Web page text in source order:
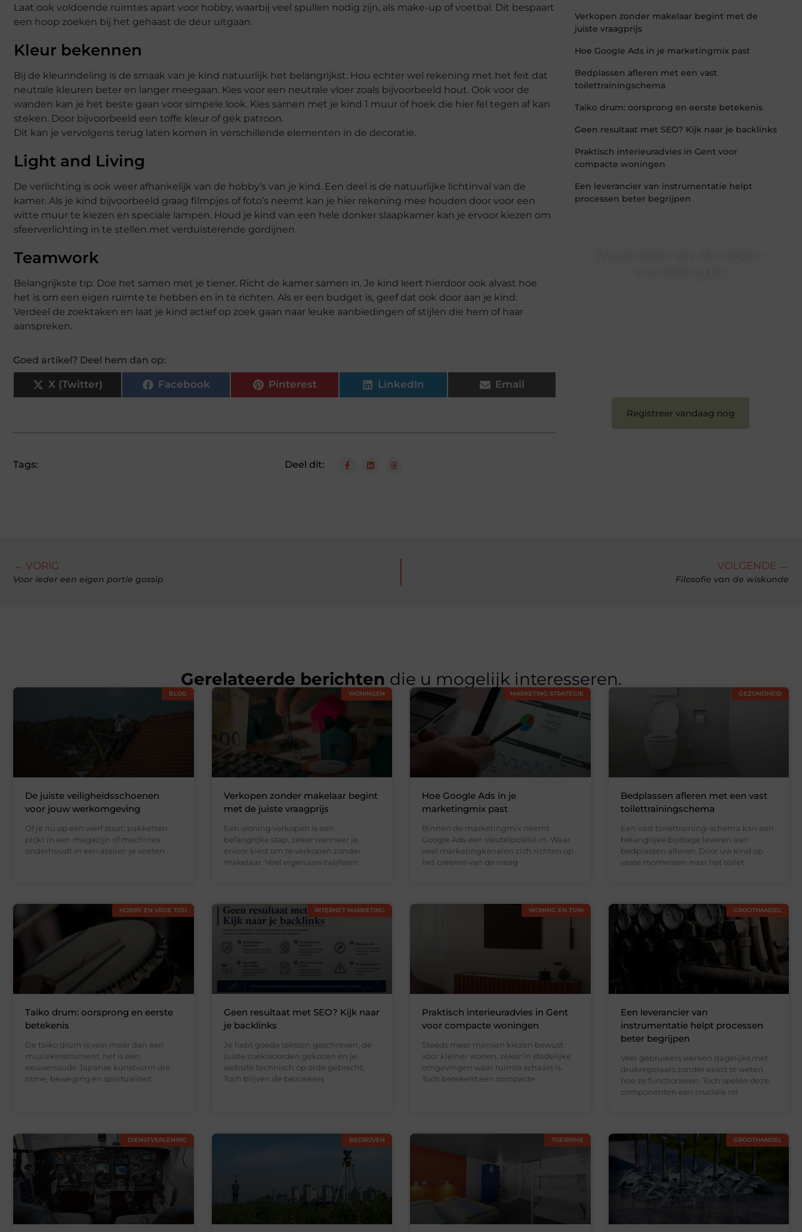
Laat ook voldoende ruimtes apart voor hobby, waarbij veel spullen nodig zijn, als make-up of voetbal. Dit bespaart
een hoop zoeken bij het gehaast de deur uitgaan.
Kleur bekennen
Bij de kleurindeling is de smaak van je kind natuurlijk het belangrijkst. Hou echter wel rekening met het feit dat
neutrale kleuren beter en langer meegaan. Kies voor een neutrale vloer zoals bijvoorbeeld hout. Ook voor de
wanden kan je het beste gaan voor simpele look. Kies samen met je kind 1 muur of hoek die hier fel tegen af kan
steken. Door bijvoorbeeld een toffe kleur of gek patroon.
Dit kan je vervolgens terug laten komen in verschillende elementen in de decoratie.
Light and Living
De verlichting is ook weer afhankelijk van de hobby’s van je kind. Een deel is de natuurlijke lichtinval van de
kamer. Als je kind bijvoorbeeld graag filmpjes of foto’s neemt kan je hier rekening mee houden door voor een
witte muur te kiezen en speciale lampen. Houd je kind van een hele donker slaapkamer kan je ervoor kiezen om
sfeerverlichting in te stellen met verduisterende gordijnen.
Teamwork
Belangrijkste tip: Doe het samen met je tiener. Richt de kamer samen in. Je kind leert hierdoor ook alvast hoe
het is om een eigen ruimte te hebben en in te richten. Als er een budget is, geef dat ook door aan je kind.
Verdeel de zoektaken en laat je kind actief op zoek gaan naar leuke aanbiedingen of stijlen die hem of haar
aanspreken.
Goed artikel? Deel hem dan op:
X (Twitter) Facebook Pinterest LinkedIn Email
Tags: Deel dit:
Verkopen zonder makelaar begint met de
juiste vraagprijs
Hoe Google Ads in je marketingmix past
Bedplassen afleren met een vast
toilettrainingschema
Taiko drum: oorsprong en eerste betekenis
Geen resultaat met SEO? Kijk naar je backlinks
Praktisch interieuradvies in Gent voor
compacte woningen
Een leverancier van instrumentatie helpt
processen beter begrijpen
Registreer vandaag nog
← VORIG
Voor ieder een eigen portie gossip
VOLGENDE →
Filosofie van de wiskunde
Gerelateerde berichten die u mogelijk interesseren.
BLOG
De juiste veiligheidsschoenen
voor jouw werkomgeving
Of je nu op een werf staat, pakketten
pickt in een magazijn of machines
onderhoudt in een atelier: je voeten
WONINGEN
Verkopen zonder makelaar begint
met de juiste vraagprijs
Een woning verkopen is een
belangrijke stap, zeker wanneer je
ervoor kiest om te verkopen zonder
makelaar. Veel eigenaars twijfelen
MARKETING STRATEGIE
Hoe Google Ads in je
marketingmix past
Binnen de marketingmix neemt
Google Ads een sleutelpositie in. Waar
veel marketingkanalen zich richten op
het creëren van de vraag
GEZONDHEID
Bedplassen afleren met een vast
toilettrainingschema
Een vast toilettraining-schema kan een
belangrijke bijdrage leveren aan
bedplassen afleren. Door uw kind op
vaste momenten naar het toilet
HOBBY EN VRIJE TIJD
Taiko drum: oorsprong en eerste
betekenis
De taiko drum is veel meer dan een
muziekinstrument; het is een
eeuwenoude Japanse kunstvorm die
ritme, beweging en spiritualiteit
INTERNET MARKETING
Geen resultaat met SEO? Kijk naar
je backlinks
Je hebt goede teksten geschreven, de
juiste zoekwoorden gekozen en je
website technisch op orde gebracht.
Toch blijven de bezoekers
WONING EN TUIN
Praktisch interieuradvies in Gent
voor compacte woningen
Steeds meer mensen kiezen bewust
voor kleiner wonen, zeker in stedelijke
omgevingen waar ruimte schaars is.
Toch betekent een compacte
GROOTHANDEL
Een leverancier van
instrumentatie helpt processen
beter begrijpen
Veel gebruikers werken dagelijks met
drukregelaars zonder exact te weten
hoe ze functioneren. Toch spelen deze
componenten een cruciale rol
DIENSTVERLENING BEDRIJVEN TOERISME GROOTHANDEL